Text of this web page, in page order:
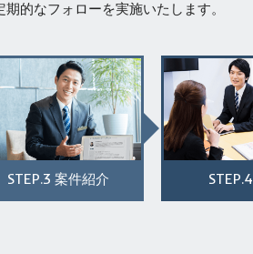
的なフォローを実施いたします。
STEP.3 案件紹介 STEP.4